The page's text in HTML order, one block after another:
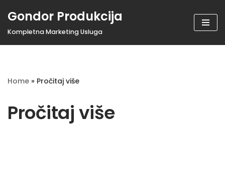
sadržak
Gondor Produkcija
Kompletna Marketing Usluga
Home » Pročitaj više
Pročitaj više